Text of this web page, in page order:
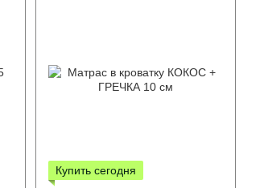
Купить сегодня